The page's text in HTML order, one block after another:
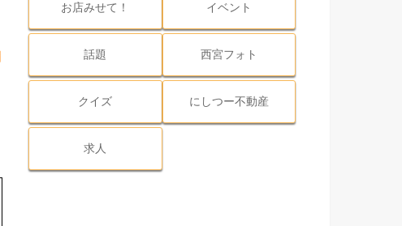
お店みせて！ イベント
話題 西宮フォト
クイズ にしつー不動産
求人